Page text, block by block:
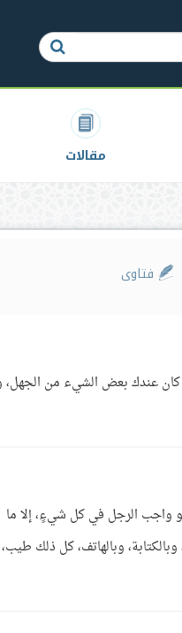
مقالات
فتاوى
كان عندك بعض الشيء من الجهل،
واجب الرجل في كل شيءٍ، إلا ما
وبالهاتف، كل ذلك طيب،